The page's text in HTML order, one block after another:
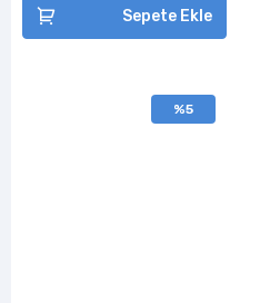
Sepete Ekle
%5